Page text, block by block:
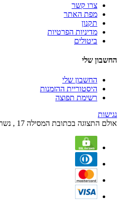
צרו קשר
מפת האתר
תקנון
מדיניות הפרטיות
ביטולים
החשבון שלי
החשבון שלי
היסטוריית ההזמנות
רשימת תפוצה
נגישות
אולם התצוגה בכתובת המסילה 17 , נשר , חפשו "פופ אנד שוגר" בוויז. שעות הפעילות הם בימים א' עד ה' מהשעה 09:00 עד השעה 17:00 ובימי שישי מהשעה 09:00 עד 12:00.